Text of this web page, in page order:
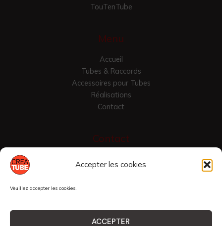
Accepter les cookies
Veuillez accepter les cookies.
ACCEPTER
TouTenTube
Menu
Accueil
Tubes & Raccords
Accessoires pour Tubes
Réalisations
Contact
Contact
Croix Vallier
42430 Saint-Just-en-Chevalet, France